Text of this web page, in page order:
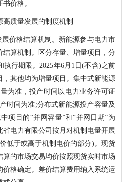
价格。
质量发展的制度机制
价格结算机制。新能源参与电力市
结算机制。区分存量、增量项目，分
执行期限。2025年6月1日(不含)之前
，其他均为增量项目。集中式新能源
为准，投产时间以电力业务许可证
时间为准;分布式新能源投产容量及
项目的“并网容量”和“并网日期”为
省电力有限公司按月对机制电量开展
低于或高于机制电价的部分)。现货
算的市场交易均价按照现货实时市场
价格确定。差价结算费用纳入系统运